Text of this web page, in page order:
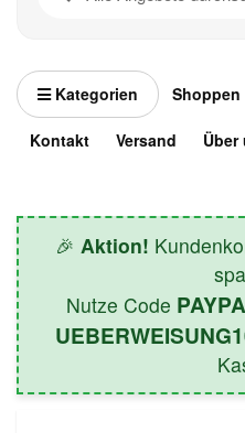
Kategorien Shoppen
Kontakt Versand Über
🎉 Aktion!
Nutze Code